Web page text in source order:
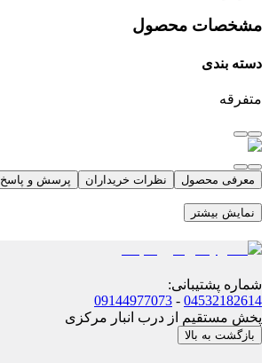
مشخصات محصول
دسته بندی
متفرقه
معرفی محصول نظرات خریداران پرسش و پاسخ
نمایش بیشتر
شماره پشتیبانی:
04532182614
-
09144977073
پخش مستقیم از درب انبار مرکزی
بازگشت به بالا